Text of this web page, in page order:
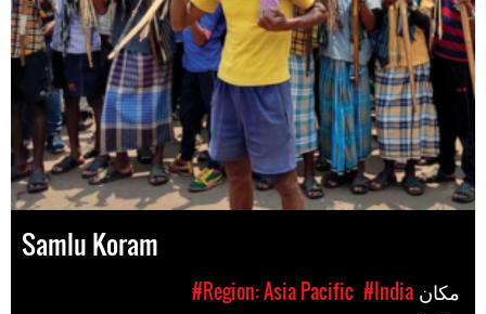
Samlu Koram
#Region: Asia Pacific #India